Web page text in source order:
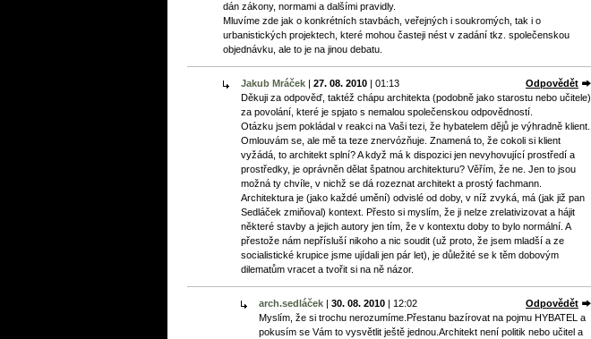
dán zákony, normami a dalšími pravidly.
Mluvíme zde jak o konkrétních stavbách, veřejných i soukromých, tak i o
urbanistických projektech, které mohou časteji nést v zadání tkz. společenskou
objednávku, ale to je na jinou debatu.
Jakub Mráček | 27. 08. 2010 | 01:13
Odpovědět
Děkuji za odpověď, taktéž chápu architekta (podobně jako starostu nebo učitele)
za povolání, které je spjato s nemalou společenskou odpovědností.
Otázku jsem pokládal v reakci na Vaši tezi, že hybatelem dějů je výhradně klient.
Omlouvám se, ale mě ta teze znervózňuje. Znamená to, že cokoli si klient
vyžádá, to architekt splní? A když má k dispozici jen nevyhovující prostředí a
prostředky, je oprávněn dělat špatnou architekturu? Věřím, že ne. Jen to jsou
možná ty chvíle, v nichž se dá rozeznat architekt a prostý fachmann.
Architektura je (jako každé umění) odvislé od doby, v níž zvyká, má (jak již pan
Sedláček zmiňoval) kontext. Přesto si myslím, že ji nelze zrelativizovat a hájit
některé stavby a jejich autory jen tím, že v kontextu doby to bylo normální. A
přestože nám nepřísluší nikoho a nic soudit (už proto, že jsem mladší a ze
socialistické krupice jsme ujídali jen pár let), je důležité se k těm dobovým
dilematům vracet a tvořit si na ně názor.
arch.sedláček | 30. 08. 2010 | 12:02
Odpovědět
Myslím, že si trochu nerozumíme.Přestanu bazírovat na pojmu HYBATEL a
pokusím se Vám to vysvětlit ještě jednou.Architekt není politik nebo učitel a